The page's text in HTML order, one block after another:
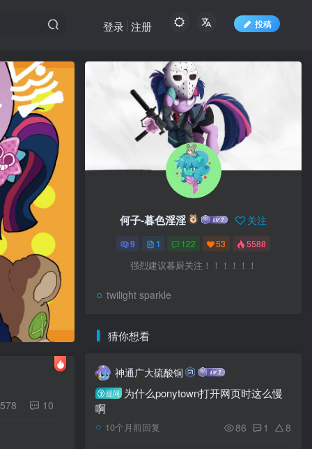
投稿
登录 注册
578 10
何子-暮色淫淫 关注
9 1 122 53 5588
强烈建议暮厨关注！！！！！！
twilight sparkle
猜你想看
神通广大硫酸铜
提问 为什么ponytown打开网页时这么慢
啊
10个月前回复 86 1 8